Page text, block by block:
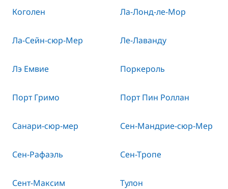
Коголен Ла-Лонд-ле-Мор
Ла-Сейн-сюр-Мер Ле-Лаванду
Лэ Емвие Поркероль
Порт Гримо Порт Пин Роллан
Санари-сюр-мер Сен-Мандрие-сюр-Мер
Сен-Рафаэль Сен-Тропе
Сент-Максим Тулон